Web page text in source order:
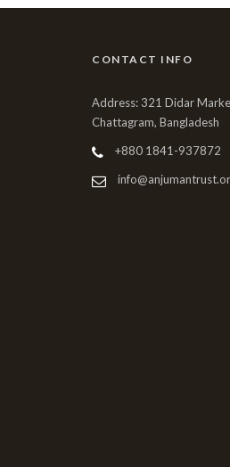
CONTACT INFO
Address: 321 Didar
Chattagram, Bangladesh
+880 1841-937872